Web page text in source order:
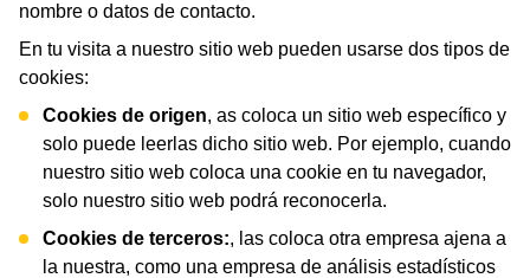
nombre o datos de contacto.
En tu visita a nuestro sitio web pueden usarse dos tipos de
cookies:
Cookies de origen, as coloca un sitio web específico y
solo puede leerlas dicho sitio web. Por ejemplo, cuando
nuestro sitio web coloca una cookie en tu navegador,
solo nuestro sitio web podrá reconocerla.
Cookies de terceros:, las coloca otra empresa ajena a
la nuestra, como una empresa de análisis estadísticos